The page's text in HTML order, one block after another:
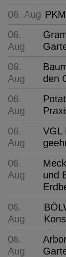
06. Aug
06.
Aug
06.
Aug
den
06.
Aug
06.
Aug
VGL
06.
Aug
und
06.
Aug
06.
Aug